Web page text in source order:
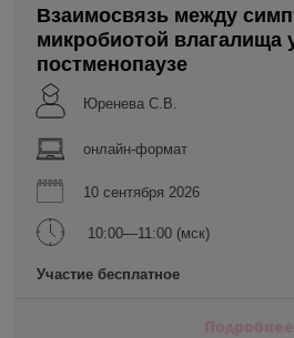
Взаимосвязь между
микробиотой влагалища
постменопаузе
Юренева С.В.
онлайн-формат
10 сентября 2026
10:00—11:00 (мск)
Участие бесплатное
Подробнее